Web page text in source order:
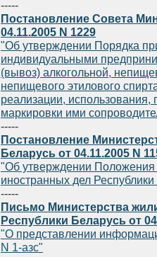
-----
Постановление Совета
04.11.2005 N 1229
"Об утверждении Порядка
индивидуальными
(вывоз) алкогольной,
непищевого этилового
реализации, использования,
маркировки ими
-----
Постановление
Беларусь от 04.11.2005 N
"Об утверждении Положения
иностранных дел
-----
Письмо Министерства
Республики Беларусь от
"О представлении
N 1-азс"